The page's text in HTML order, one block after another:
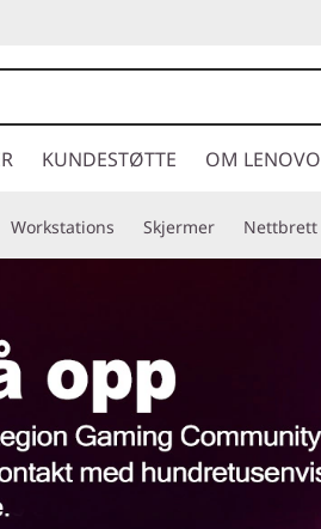
KUNDESTØTTE OM LENOVO
Workstations Skjermer Nettbrett